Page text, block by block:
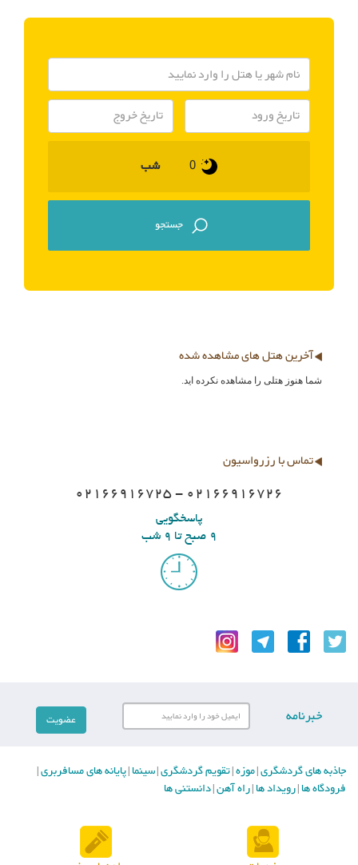
شب
آخرین هتل های مشاهده شده
شما هنوز هتلی را مشاهده نکرده اید.
تماس با رزرواسیون
02166916725 - 02166916726
پاسخگویی
9 صبح تا 9 شب
خبرنامه
جاذبه های گردشگری|موزه|تقویم گردشگری|سینما|پایانه های مسافربری|
فرودگاه ها|رویداد ها|راه آهن|دانستنی ها